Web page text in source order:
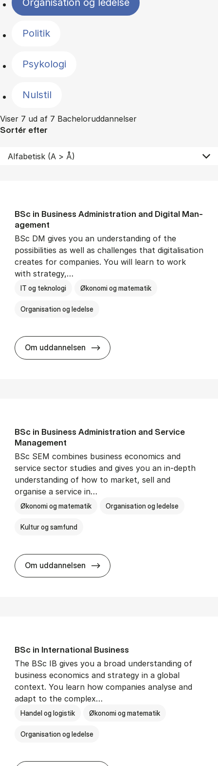
Organisation og ledelse
Politik
Psykologi
Nulstil
Viser 7 ud af 7 Bacheloruddannelser
Sortér efter
BSc in Busi­ness Ad­min­is­tra­tion and Di­git­al Man­
age­ment
BSc DM gives you an understanding of the
possibilities as well as challenges that digitalisation
creates for companies. You will learn to work
with strategy,…
IT og teknologi Økonomi og matematik
Organisation og ledelse
Om uddannelsen BSc in Busi­ness Ad­min­is­tra­tion
BSc in Busi­ness Ad­min­is­tra­tion and Ser­vice
Man­age­ment
BSc SEM combines business economics and
service sector studies and gives you an in-depth
understanding of how to market, sell and
organise a service in…
Økonomi og matematik Organisation og ledelse
Kultur og samfund
Om uddannelsen BSc in Busi­ness Ad­min­is­tra­tion
BSc in In­ter­na­tion­al Busi­ness
The BSc IB gives you a broad understanding of
business economics and strategy in a global
context. You learn how companies analyse and
adapt to the complex…
Handel og logistik Økonomi og matematik
Organisation og ledelse